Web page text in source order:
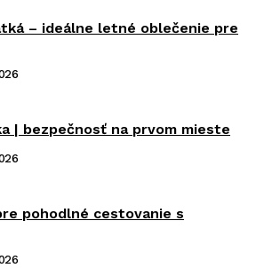
– ideálne letné oblečenie pre
| bezpečnosť na prvom mieste
pohodlné cestovanie s